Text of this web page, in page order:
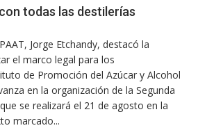
todas las destilerías
Jorge Etchandy, destacó la
el marco legal para los
de Promoción del Azúcar y Alcohol
en la organización de la Segunda
se realizará el 21 de agosto en la
marcado...